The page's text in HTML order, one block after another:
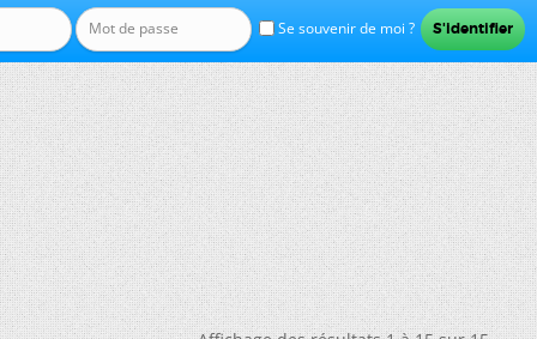
Se souvenir de moi ?